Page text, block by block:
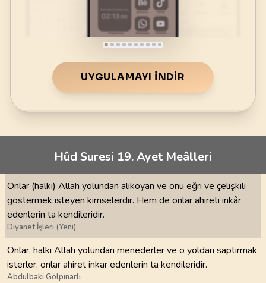
UYGULAMAYI İNDIR
Hûd Suresi 19. Ayet Meâlleri
Onlar (halkı) Allah yolundan alıkoyan ve onu eğri ve çelişkili
göstermek isteyen kimselerdir. Hem de onlar ahireti inkâr
edenlerin ta kendileridir.
Diyanet İşleri (Yeni)
Onlar, halkı Allah yolundan menederler ve o yoldan saptırmak
isterler, onlar ahiret inkar edenlerin ta kendileridir.
Abdulbaki Gölpınarlı